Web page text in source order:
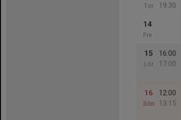
Tor
19:30
14
Fre
15
Lör
16:00
17:00
16
Sön
12:00
13:15